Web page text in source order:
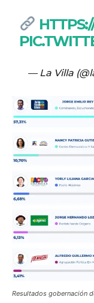
— La Villa
Resultados gobernación